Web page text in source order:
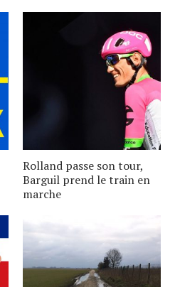
Rolland passe son tour,
Barguil prend le train en
marche